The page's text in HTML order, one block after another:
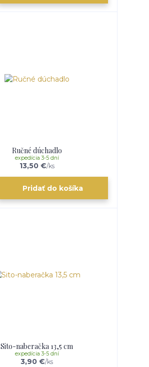
Ručné dúchadlo
13,50 €/ks
expedícia 3-5 dní
Pridať do košíka
Sito-naberačka 13,5 cm
3,90 €/ks
expedícia 3-5 dní